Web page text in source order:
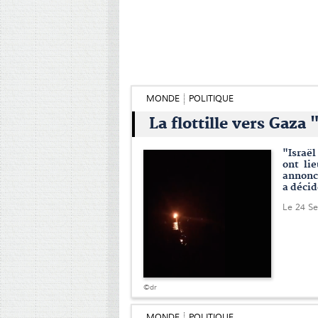
MONDE POLITIQUE
La flottille vers Gaza
©dr
"Israël
ont
a
Le 24